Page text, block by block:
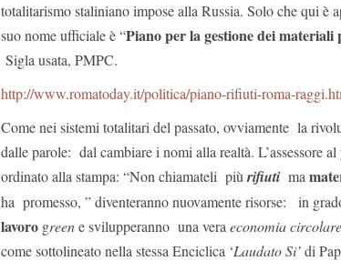
totalitarismo staliniano impose alla Russia. Solo che qui è
suo nome ufficiale è “Piano per la gestione dei materiali
Sigla usata, PMPC.
http://www.romatoday.it/politica/piano-rifiuti-roma-
Come nei sistemi totalitari del passato, ovviamente la
dalle parole: dal cambiare i nomi alla realtà. L’assessore
ordinato alla stampa: “Non chiamateli più rifiuti ma
ha promesso, ” diventeranno nuovamente risorse: in
lavoro greene svilupperanno una vera economia circolare
come sottolineato nella stessa Enciclica ‘Laudato Si’di